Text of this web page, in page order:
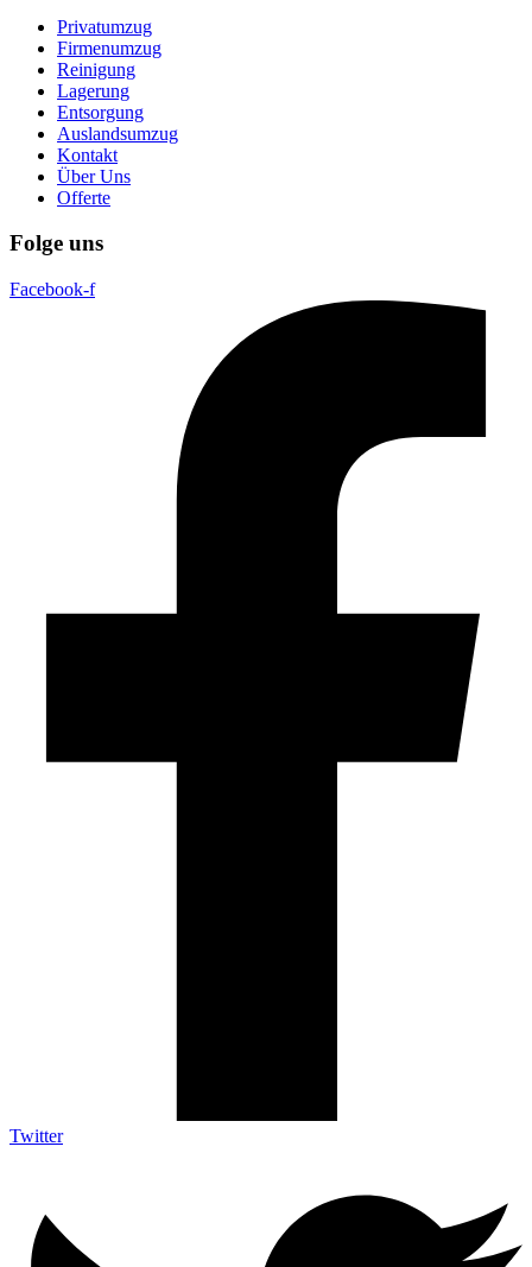
Privatumzug
Firmenumzug
Reinigung
Lagerung
Entsorgung
Auslandsumzug
Kontakt
Über Uns
Offerte
Folge uns
Facebook-f
Twitter